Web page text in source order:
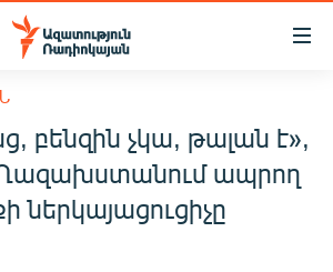
բենզին չկա, թալան է»,
ապրող
ներկայացուցիչը